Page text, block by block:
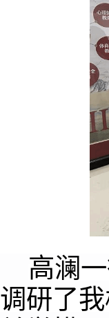
高澜
调研了